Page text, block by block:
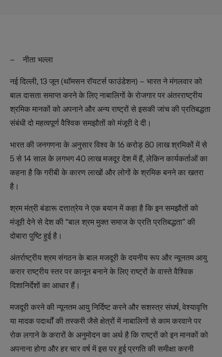
– नीता भल्ला
नई दिल्ली, 13 जून (थॉमसन रॉयटर्स फाउंडेशन) – भारत ने मंगलवार को
बाल दासता समाप्‍त करने के लिए नाबालिगों के रोजगार पर अंतरराष्ट्रीय
श्रमिक मानकों को अपनाने और अन्य राष्ट्रों से इसकी जांच की प्रतिबद्धता
संबंधी दो महत्वपूर्ण वैश्विक समझौतों को मंजूरी दे दी।
भारत की जनगणना के अनुसार विश्व के 16 करोड़ 80 लाख श्रमिकों में से
5 से 14 साल के लगभग 40 लाख मजदूर देश में हैं, लेकिन कार्यकर्ताओं का
कहना है कि गरीबी के कारण लाखों और लोगों के श्रमिक बनने का खतरा
है।
श्रम मंत्री बंडारू दत्तात्रेय ने एक बयान में कहा है कि इन समझौतों को
मंजूरी देने से देश की “बाल श्रम मुक्त समाज के प्रति प्रतिबद्धता” की
दोबारा पुष्टि हुई है।
अंतर्राष्ट्रीय श्रम संगठन के बाल मजदूरी के दयनीय रूप और न्यूनतम आयु
करार राष्ट्रीय स्तर पर कानून बनाने के लिए राष्‍ट्रों के वास्‍ते वैश्विक
दिशानिर्देशों का आधार हैं।
मजदूरी करने की न्यूनतम आयु निर्दिष्ट करने और सशस्त्र संघर्ष, वेश्यावृत्ति
या मादक पदार्थों की तस्करी जैसे क्षेत्रों में नाबालिगों से काम करवाने पर
रोक लगाने के करारों के अनुमोदन का अर्थ है कि राष्‍ट्रों को इन मानकों को
अपनाना होगा और हर चार वर्ष में इस पर हुई प्रगति की समीक्षा करनी